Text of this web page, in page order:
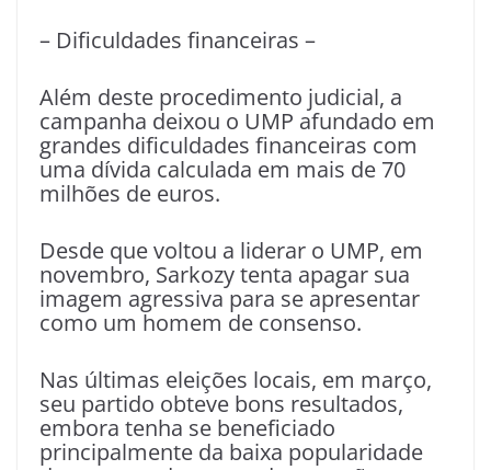
– Dificuldades financeiras –
Além deste procedimento judicial, a
campanha deixou o UMP afundado em
grandes dificuldades financeiras com
uma dívida calculada em mais de 70
milhões de euros.
Desde que voltou a liderar o UMP, em
novembro, Sarkozy tenta apagar sua
imagem agressiva para se apresentar
como um homem de consenso.
Nas últimas eleições locais, em março,
seu partido obteve bons resultados,
embora tenha se beneficiado
principalmente da baixa popularidade